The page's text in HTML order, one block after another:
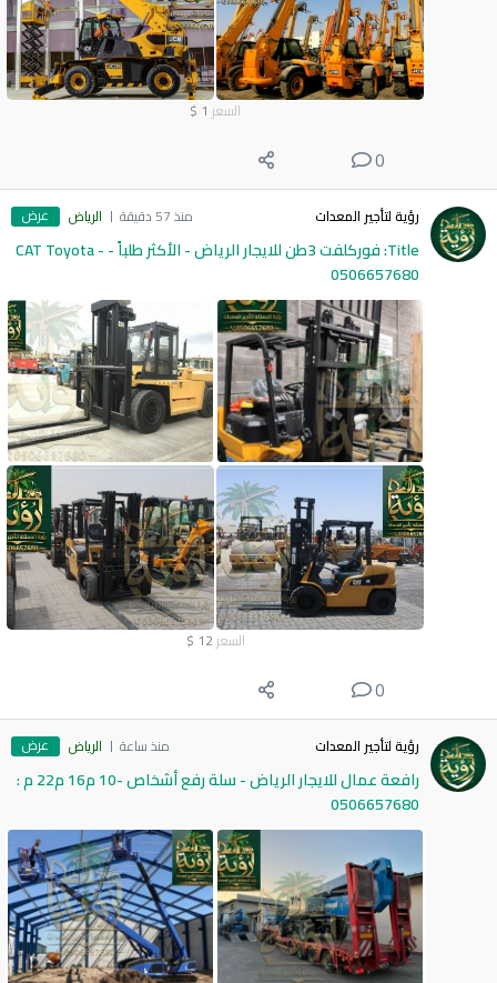
السعر 1
$
0
رؤية لتأجير المعدات منذ 57 دقيقة الرياض عرض
Title: فوركلفت 3طن للايجار الرياض - الأكثر طلباً - CAT Toyota -
0506657680
السعر 12
$
0
رؤية لتأجير المعدات منذ ساعة الرياض عرض
رافعة عمال للايجار الرياض - سلة رفع أشخاص -10 م16 م22 م :
0506657680